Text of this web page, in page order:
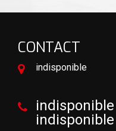
CONTACT
indisponible
indisponible
indisponible